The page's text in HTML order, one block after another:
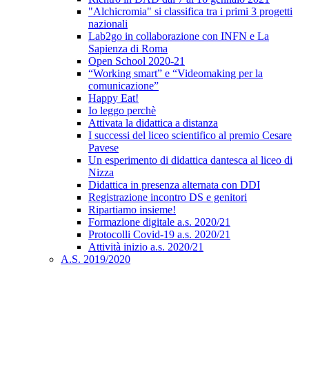
"Alchicromia" si classifica tra i primi 3 progetti
nazionali
Lab2go in collaborazione con INFN e La
Sapienza di Roma
Open School 2020-21
“Working smart” e “Videomaking per la
comunicazione”
Happy Eat!
Io leggo perchè
Attivata la didattica a distanza
I successi del liceo scientifico al premio Cesare
Pavese
Un esperimento di didattica dantesca al liceo di
Nizza
Didattica in presenza alternata con DDI
Registrazione incontro DS e genitori
Ripartiamo insieme!
Formazione digitale a.s. 2020/21
Protocolli Covid-19 a.s. 2020/21
Attività inizio a.s. 2020/21
A.S. 2019/2020